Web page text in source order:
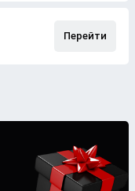
Перейти